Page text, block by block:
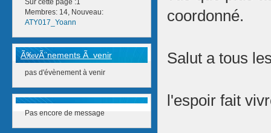
Sur cette page :1
Membres: 14, Nouveau:
ATY017_Yoann
Ã‰vÃ¨nements Ã venir
pas d'évènement à venir
Pas encore de message
coordonné.
Salut a tous
l'espoir fait